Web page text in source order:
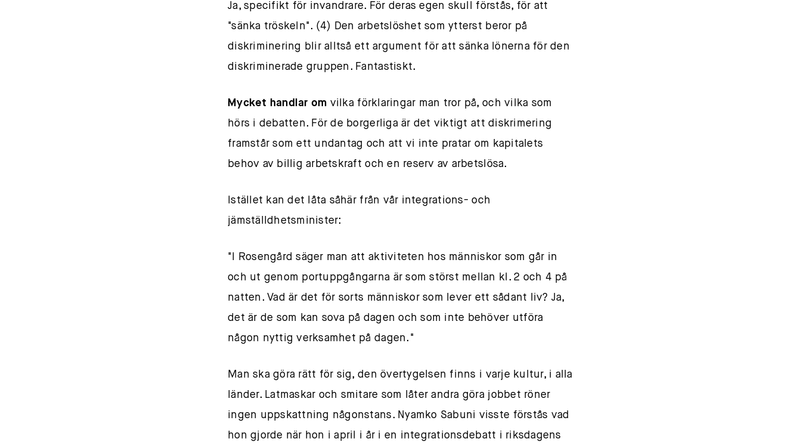
Ja, specifikt för invandrare. För deras egen skull förstås, för att
"sänka tröskeln". (4) Den arbetslöshet som ytterst beror på
diskriminering blir alltså ett argument för att sänka lönerna för den
diskriminerade gruppen. Fantastiskt.
Mycket handlar om vilka förklaringar man tror på, och vilka som
hörs i debatten. För de borgerliga är det viktigt att diskrimering
framstår som ett undantag och att vi inte pratar om kapitalets
behov av billig arbetskraft och en reserv av arbetslösa.
Istället kan det låta såhär från vår integrations- och
jämställdhetsminister:
"I Rosengård säger man att aktiviteten hos människor som går in
och ut genom portuppgångarna är som störst mellan kl. 2 och 4 på
natten. Vad är det för sorts människor som lever ett sådant liv? Ja,
det är de som kan sova på dagen och som inte behöver utföra
någon nyttig verksamhet på dagen."
Man ska göra rätt för sig, den övertygelsen finns i varje kultur, i alla
länder. Latmaskar och smitare som låter andra göra jobbet röner
ingen uppskattning någonstans. Nyamko Sabuni visste förstås vad
hon gjorde när hon i april i år i en integrationsdebatt i riksdagens